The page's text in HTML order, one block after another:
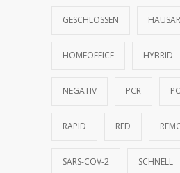
Praxis geschlossen im März
GESCHLOSSEN
HOMEOFFICE HYBRID
NEGATIV PCR
RAPID RED
SARS-COV-2 SCHNELL